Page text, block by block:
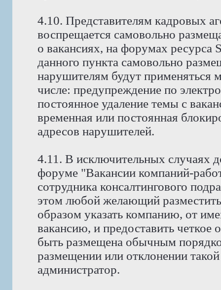
4.10. Представителям кадровых
воспрещается самовольно
о вакансиях, на форумах
данного пункта самовольно
нарушителям будут применяться
числе: предупреждение по
постоянное удаление темы с
временная или постоянная
адресов нарушителей.
4.11. В исключительных случаях
форуме "Вакансии компаний-
сотрудника консалтингового
этом любой желающий
образом указать компанию, от
вакансию, и предоставить четкое
быть размещена обычным
размещении или отклонении
администратор.